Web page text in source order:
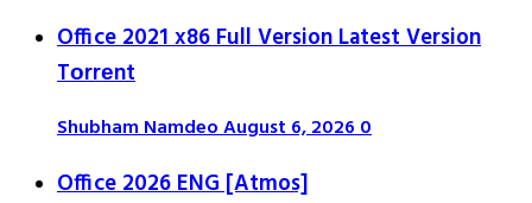
Office 2021 x86 Full Version Latest Version
Tоrrеnt
Shubham NamdeoAugust 6, 20260
Office 2026 ENG [Atmos]